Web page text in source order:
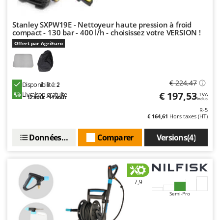
Seven Italy
Shark
Silky
Simatech
Sirman
Smartwood
Solidur
Spiralmac
Spring Protezione
Spyro
Stanley
Stanley SXPW19E - Nettoyeur haute pression à froid
compact - 130 bar - 400 l/h - choisissez votre VERSION !
Offert par AgriEuro
Disponibilité:2
Livraison gratuite
12 août - 14 août
€ 224,47
€ 197,53 TVA
Inclus
R-5
€ 164,61 Hors taxes (HT)
Versions(4)
Comparer
Données techniques
7,9
Semi-Pro